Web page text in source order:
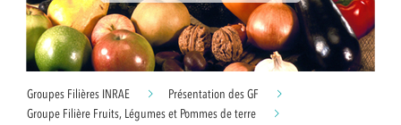
Groupes Filières INRAE
Présentation des GF
Groupe Filière Fruits, Légumes et Pommes de terre